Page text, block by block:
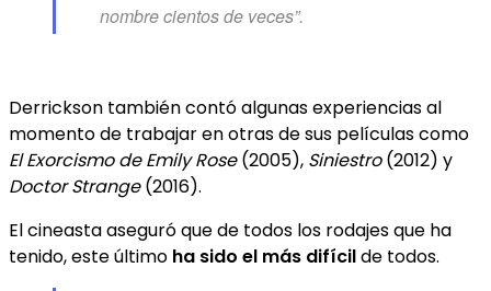
nombre cientos de veces”.
Derrickson también contó algunas experiencias al
momento de trabajar en otras de sus películas como
El Exorcismo de Emily Rose(2005), Siniestro(2012) y
Doctor Strange(2016).
El cineasta aseguró que de todos los rodajes que ha
tenido, este último ha sido el más difícilde todos.